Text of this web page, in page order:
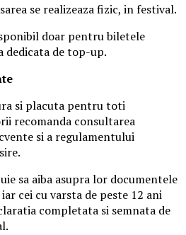
se realizeaza fizic, in festival.
doar pentru biletele
de top-up.
si placuta pentru toti
recomanda consultarea
si a regulamentului
sa aiba asupra lor documentele
cei cu varsta de peste 12 ani
completata si semnata de